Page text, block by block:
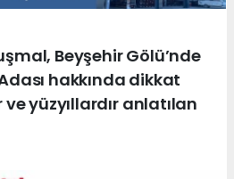
Beyşehir Gölü’nde
hakkında dikkat
yüzyıllardır anlatılan